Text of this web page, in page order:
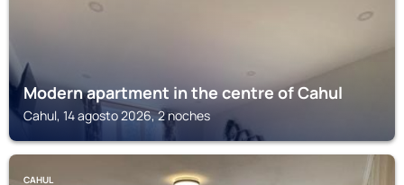
Modern apartment in the centre of Cahul
Cahul, 14 agosto 2026, 2 noches
CAHUL